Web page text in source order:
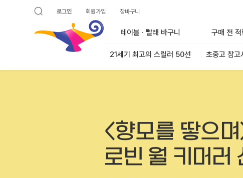
로그인 회원가입 장바구니
테이블 · 빨래 바구니 구매 전 적
21세기 최고의 스릴러 50선 초중고 참고
<향모를 땋으
로빈 월 키머러